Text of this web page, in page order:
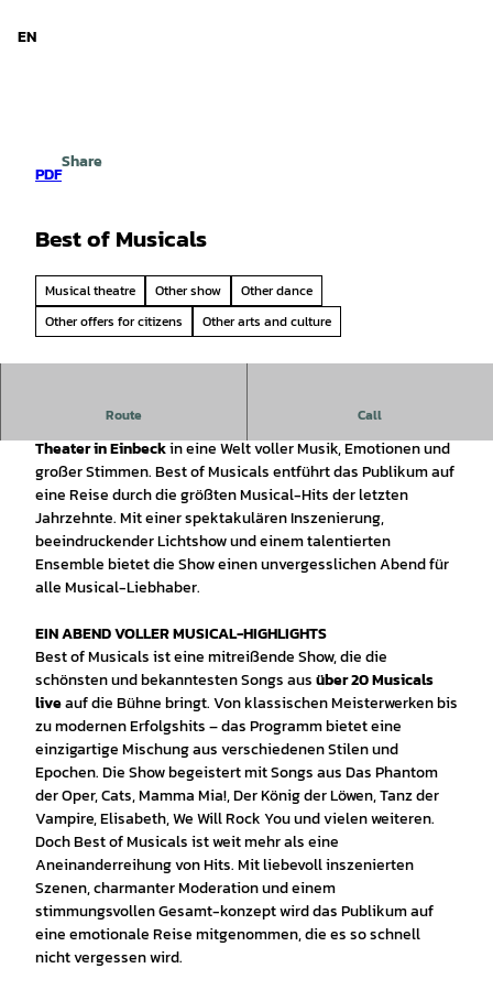
EN
PDF
Share
Best of Musicals
Musical theatre Other show
Other dance
Other offers for citizens
Other arts and culture
Route Call
10. März 2027
Wilhelm-Bendow-
Theater in Einbeckin eine Welt voller Musik, Emotionen und
großer Stimmen. Best of Musicals entführt das Publikum auf
eine Reise durch die größten Musical-Hits der letzten
Jahrzehnte. Mit einer spektakulären Inszenierung,
beeindruckender Lichtshow und einem talentierten
Ensemble bietet die Show einen unvergesslichen Abend für
alle Musical-Liebhaber.
EIN ABEND VOLLER MUSICAL-HIGHLIGHTS
Best of Musicals ist eine mitreißende Show, die die
schönsten und bekanntesten Songs ausüber 20 Musicals
liveauf die Bühne bringt. Von klassischen Meisterwerken bis
zu modernen Erfolgshits – das Programm bietet eine
einzigartige Mischung aus verschiedenen Stilen und
Epochen. Die Show begeistert mit Songs aus Das Phantom
der Oper, Cats, Mamma Mia!, Der König der Löwen, Tanz der
Vampire, Elisabeth, We Will Rock You und vielen weiteren.
Doch Best of Musicals ist weit mehr als eine
Aneinanderreihung von Hits. Mit liebevoll inszenierten
Szenen, charmanter Moderation und einem
stimmungsvollen Gesamt-konzept wird das Publikum auf
eine emotionale Reise mitgenommen, die es so schnell
nicht vergessen wird.